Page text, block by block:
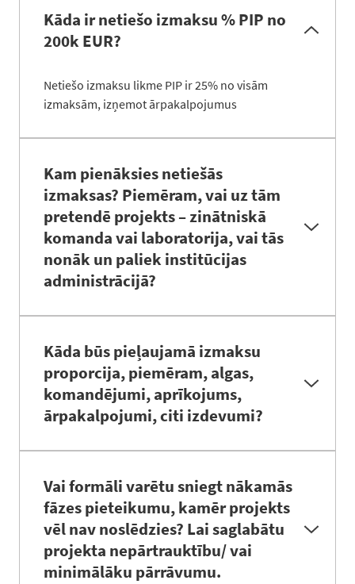
Kāda ir netiešo izmaksu % PIP no
200k EUR?
Netiešo izmaksu likme PIP ir 25% no visām
izmaksām, izņemot ārpakalpojumus
Kam pienāksies netiešās
izmaksas? Piemēram, vai uz tām
pretendē projekts – zinātniskā
komanda vai laboratorija, vai tās
nonāk un paliek institūcijas
administrācijā?
izmaksu izlietojumu regulē institūcijā apstiprinātā
Kāda būs pieļaujamā izmaksu
proporcija, piemēram, algas,
komandējumi, aprīkojums,
ārpakalpojumi, citi izdevumi?
pamatlīdzekļu (iekārtu) iegāde, kur uz PIP var
attiecināt tikai projekta īstenošanas perioda
amortizācijas izmaksas
Vai formāli varētu sniegt nākamās
fāzes pieteikumu, kamēr projekts
vēl nav noslēdzies? Lai saglabātu
projekta nepārtrauktību/ vai
minimālāku pārrāvumu.